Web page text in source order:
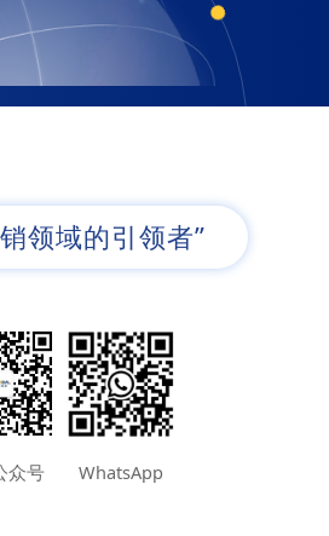
领域的引领者”
众号 WhatsApp